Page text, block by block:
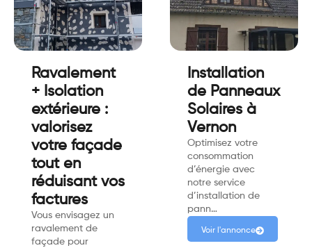
Ravalement
+ Isolation
extérieure :
valorisez
votre façade
tout en
réduisant vos
factures
Vous envisagez un
ravalement de
façade pour
Installation
de Panneaux
Solaires à
Vernon
Optimisez votre
consommation
d’énergie avec
notre service
d’installation de
pann…
Voir l'annonce